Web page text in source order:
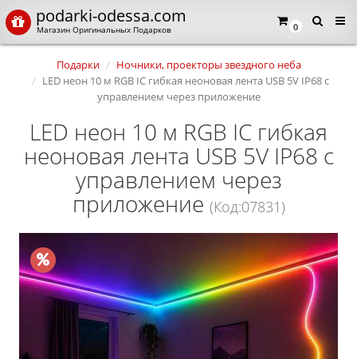
0
podarki-odessa.com
Магазин Оригинальных Подарков
Подарки
Ночники, проекторы звездного неба
LED неон 10 м RGB IC гибкая неоновая лента USB 5V IP68 с
управлением через приложение
LED неон 10 м RGB IC гибкая
неоновая лента USB 5V IP68 с
управлением через
приложение (Код:07831)